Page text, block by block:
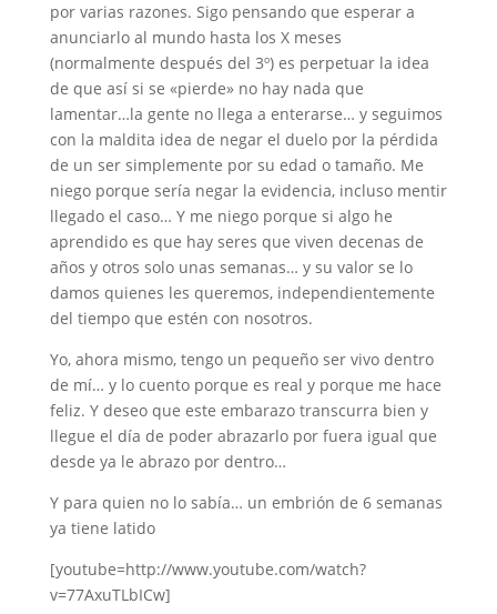
por varias razones. Sigo pensando que esperar a
anunciarlo al mundo hasta los X meses
(normalmente después del 3º) es perpetuar la idea
de que así si se «pierde» no hay nada que
lamentar…la gente no llega a enterarse… y seguimos
con la maldita idea de negar el duelo por la pérdida
de un ser simplemente por su edad o tamaño. Me
niego porque sería negar la evidencia, incluso mentir
llegado el caso… Y me niego porque si algo he
aprendido es que hay seres que viven decenas de
años y otros solo unas semanas… y su valor se lo
damos quienes les queremos, independientemente
del tiempo que estén con nosotros.
Yo, ahora mismo, tengo un pequeño ser vivo dentro
de mí… y lo cuento porque es real y porque me hace
feliz. Y deseo que este embarazo transcurra bien y
llegue el día de poder abrazarlo por fuera igual que
desde ya le abrazo por dentro…
Y para quien no lo sabía… un embrión de 6 semanas
ya tiene latido
[youtube=http://www.youtube.com/watch?
v=77AxuTLbICw]